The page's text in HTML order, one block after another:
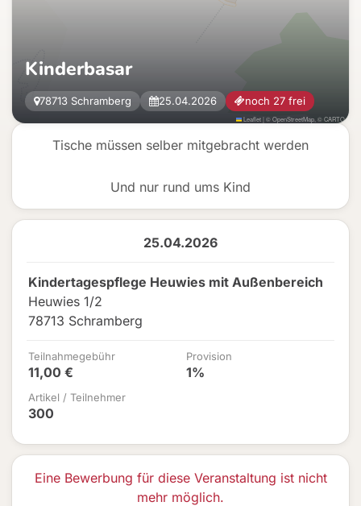
Tische müssen selber mitgebracht werden
Und nur rund ums Kind
25.04.2026
Kindertagespflege Heuwies mit Außenbereich
Heuwies 1/2
78713 Schramberg
Teilnahmegebühr
11,00 €
Provision
1%
Artikel / Teilnehmer
300
Eine Bewerbung für diese Veranstaltung ist nicht
mehr möglich.
Kinderbasar
78713 Schramberg 25.04.2026 noch 27 frei
Leaflet|©OpenStreetMap , ©CARTO